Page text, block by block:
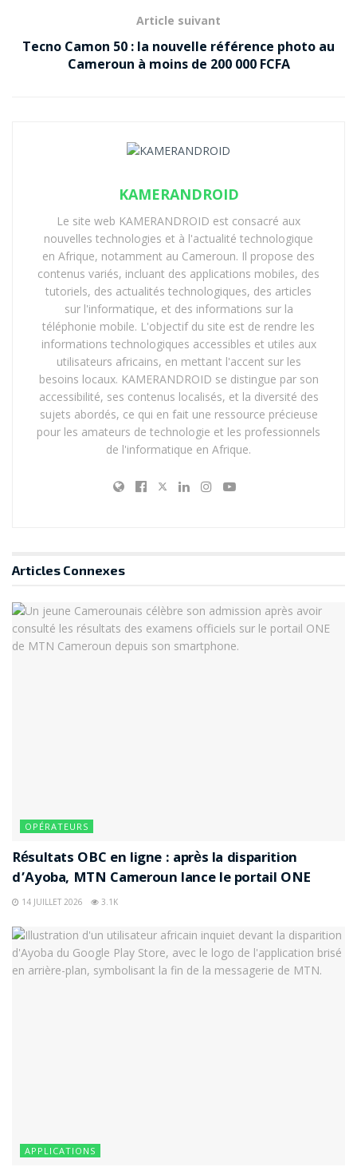
Article suivant
Tecno Camon 50 : la nouvelle référence photo au
Cameroun à moins de 200 000 FCFA
KAMERANDROID
Le site web KAMERANDROID est consacré aux
nouvelles technologies et à l'actualité technologique
en Afrique, notamment au Cameroun. Il propose des
contenus variés, incluant des applications mobiles, des
tutoriels, des actualités technologiques, des articles
sur l'informatique, et des informations sur la
téléphonie mobile. L'objectif du site est de rendre les
informations technologiques accessibles et utiles aux
utilisateurs africains, en mettant l'accent sur les
besoins locaux. KAMERANDROID se distingue par son
accessibilité, ses contenus localisés, et la diversité des
sujets abordés, ce qui en fait une ressource précieuse
pour les amateurs de technologie et les professionnels
de l'informatique en Afrique.
Articles Connexes
OPÉRATEURS
Résultats OBC en ligne : après la disparition
d’Ayoba, MTN Cameroun lance le portail ONE
14 JUILLET 2026 3.1K
APPLICATIONS